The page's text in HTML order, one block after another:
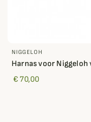
NIGGELOH
Harnas voor
€ 70,00